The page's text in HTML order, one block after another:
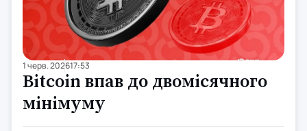
1 черв. 202617:53
Bitcoin впав до двомісячного
мінімуму